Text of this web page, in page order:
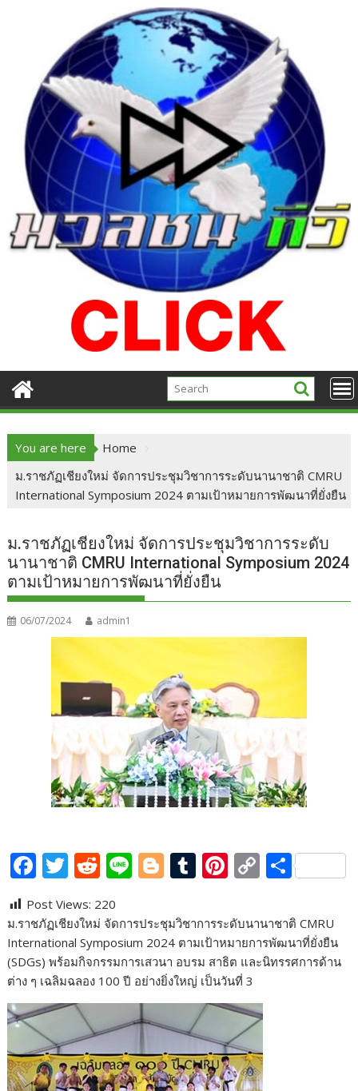
You are here
Home
ม.ราชภัฏเชียงใหม่ จัดการประชุมวิชาการระดับนานาชาติ CMRU
International Symposium 2024 ตามเป้าหมายการพัฒนาที่ยั่งยืน
ม.ราชภัฏเชียงใหม่ จัดการประชุมวิชาการระดับ
นานาชาติ CMRU International Symposium 2024
ตามเป้าหมายการพัฒนาที่ยั่งยืน
06/07/2024 admin1
F
e
b
o
o
k
T
itt
er
R
d
di
t
Li
e
Bl
g
g
er
T
m
bl
r
Pi
er
e
st
C
p
y
Li
k
S
ar
e
Post Views: 220
ม.ราชภัฏเชียงใหม่ จัดการประชุมวิชาการระดับนานาชาติ CMRU
International Symposium 2024 ตามเป้าหมายการพัฒนาที่ยั่งยืน
(SDGs) พร้อมกิจกรรมการเสวนา อบรม สาธิต และนิทรรศการด้าน
ต่าง ๆ เฉลิมฉลอง 100 ปี อย่างยิ่งใหญ่ เป็นวันที่ 3